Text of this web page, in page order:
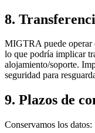
8.
MIGTRA puede operar
lo que podría implicar
alojamiento/soporte.
seguridad para
9. Plazos de
Conservamos los datos: